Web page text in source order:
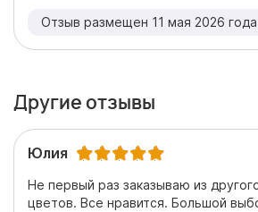
Отзыв размещен 11 мая 2026
Другие отзывы
Юлия
Не первый раз заказываю из
цветов. Все нравится. Большой